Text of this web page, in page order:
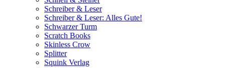
Schreiber & Leser
Schreiber & Leser: Alles Gute!
Schwarzer Turm
Scratch Books
Skinless Crow
Splitter
Squink Verlag